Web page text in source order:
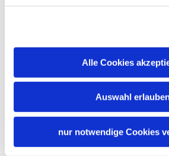
Alle Cookies
Auswahl
nur notwendige Cookies